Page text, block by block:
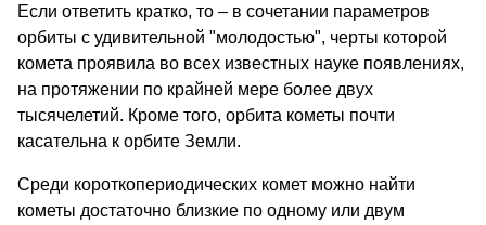
Если ответить кратко, то – в сочетании параметров
орбиты с удивительной "молодостью", черты которой
комета проявила во всех известных науке появлениях,
на протяжении по крайней мере более двух
тысячелетий. Кроме того, орбита кометы почти
касательна к орбите Земли.
Среди короткопериодических комет можно найти
кометы достаточно близкие по одному или двум